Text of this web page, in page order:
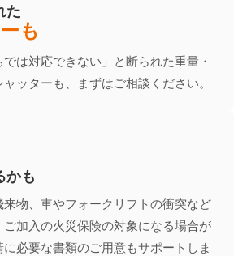
た
も
は対応できない」と断られた重量・
ッターも、まずはご相談ください。
かも
来物、車やフォークリフトの衝突など
ご加入の火災保険の対象になる場合が
必要な書類のご用意もサポートしま